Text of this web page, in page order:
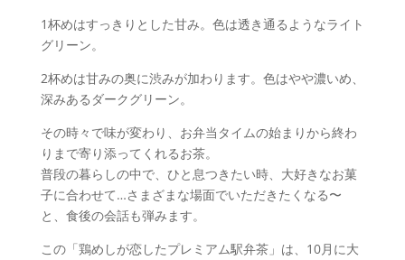
1杯めはすっきりとした甘み。色は透き通るようなライト
グリーン。
2杯めは甘みの奥に渋みが加わります。色はやや濃いめ、
深みあるダークグリーン。
その時々で味が変わり、お弁当タイムの始まりから終わ
りまで寄り添ってくれるお茶。
普段の暮らしの中で、ひと息つきたい時、大好きなお菓
子に合わせて…さまざまな場面でいただきたくなる〜
と、食後の会話も弾みます。
この「鶏めしが恋したプレミアム駅弁茶」は、10月に大